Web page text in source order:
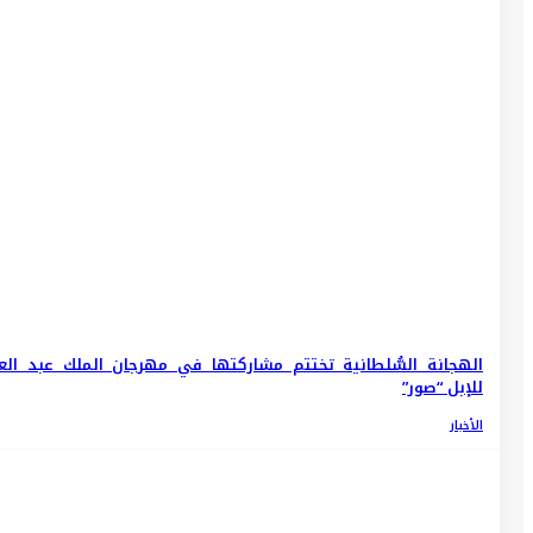
الهجانة السُّلطانية تختتم مشاركتها في مهرجان الملك عبد
للإبل “صور”
الأخبار